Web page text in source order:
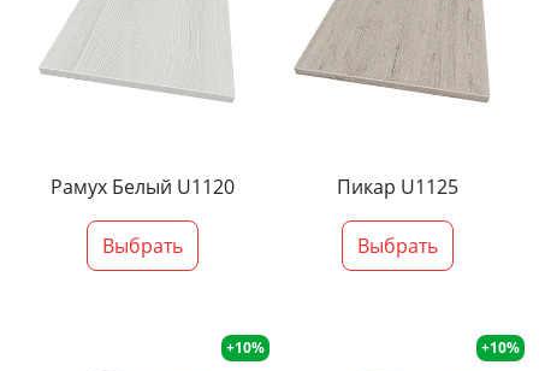
Рамух Белый U1120
Выбрать
Пикар U1125
Выбрать
+10% +10%